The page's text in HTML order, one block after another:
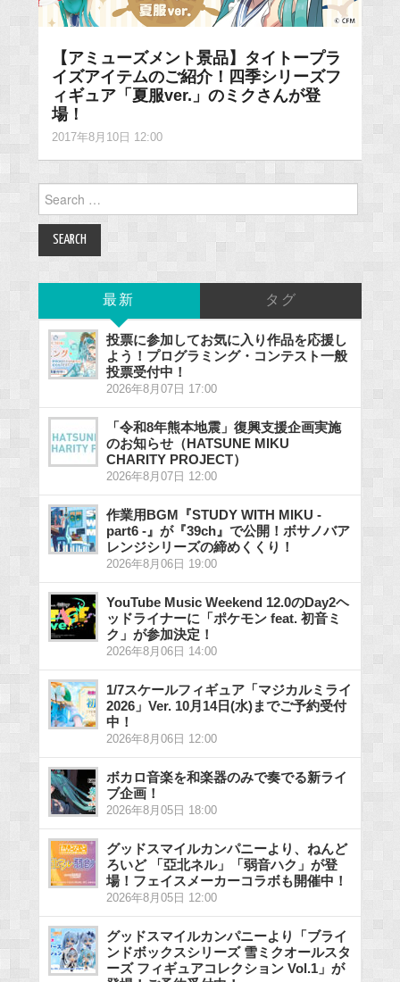
【アミューズメント景品】タイトープラ
イズアイテムのご紹介！四季シリーズフ
ィギュア「夏服ver.」のミクさんが登
場！
2017年8月10日 12:00
for:
最新 タグ
投票に参加してお気に入り作品を応援し
よう！プログラミング・コンテスト一般
投票受付中！
2026年8月07日 17:00
「令和8年熊本地震」復興支援企画実施
のお知らせ（HATSUNE MIKU
CHARITY PROJECT）
2026年8月07日 12:00
作業用BGM『STUDY WITH MIKU -
part6 -』が『39ch』で公開！ボサノバア
レンジシリーズの締めくくり！
2026年8月06日 19:00
YouTube Music Weekend 12.0のDay2ヘ
ッドライナーに「ポケモン feat. 初音ミ
ク」が参加決定！
2026年8月06日 14:00
1/7スケールフィギュア「マジカルミライ
2026」Ver. 10月14日(水)までご予約受付
中！
2026年8月06日 12:00
ボカロ音楽を和楽器のみで奏でる新ライ
ブ企画！
2026年8月05日 18:00
グッドスマイルカンパニーより、ねんど
ろいど 「亞北ネル」「弱音ハク」が登
場！フェイスメーカーコラボも開催中！
2026年8月05日 12:00
グッドスマイルカンパニーより「ブライ
ンドボックスシリーズ 雪ミクオールスタ
ーズ フィギュアコレクション Vol.1」が